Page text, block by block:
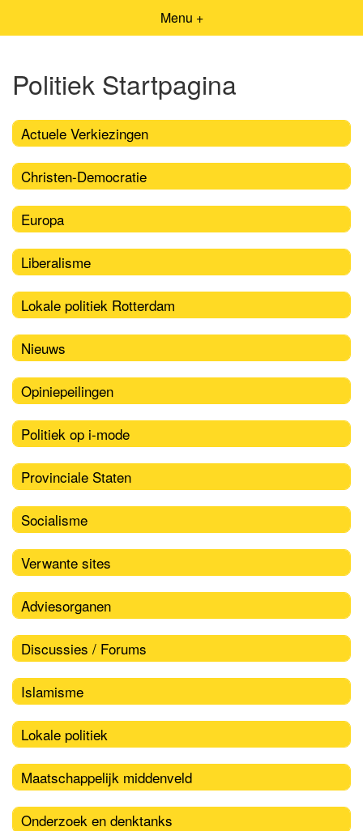
Menu +
Politiek Startpagina
Actuele Verkiezingen
Christen-Democratie
Europa
Liberalisme
Lokale politiek Rotterdam
Nieuws
Opiniepeilingen
Politiek op i-mode
Provinciale Staten
Socialisme
Verwante sites
Adviesorganen
Discussies / Forums
Islamisme
Lokale politiek
Maatschappelijk middenveld
Onderzoek en denktanks